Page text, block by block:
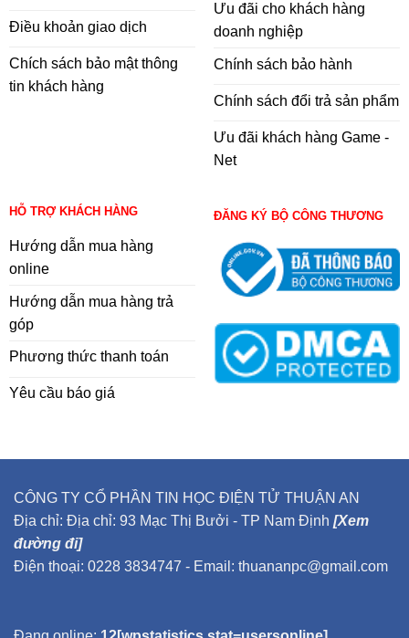
Điều khoản giao dịch
Chích sách bảo mật thông
tin khách hàng
Ưu đãi cho khách hàng
doanh nghiệp
Chính sách bảo hành
Chính sách đổi trả sản phẩm
Ưu đãi khách hàng Game -
Net
HỖ TRỢ KHÁCH HÀNG
Hướng dẫn mua hàng
online
Hướng dẫn mua hàng trả
góp
Phương thức thanh toán
Yêu cầu báo giá
ĐĂNG KÝ BỘ CÔNG THƯƠNG
CÔNG TY CỔ PHẦN TIN HỌC ĐIỆN TỬ THUẬN AN
Địa chỉ: Địa chỉ: 93 Mạc Thị Bưởi - TP Nam Định [Xem
đường đi]
Điện thoại: 0228 3834747 - Email: thuananpc@gmail.com